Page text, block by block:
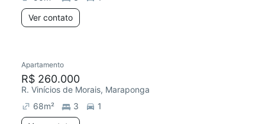
Ver contato
Apartamento
R$ 260.000
R. Vinícios de Morais, Maraponga
68m² 3
1